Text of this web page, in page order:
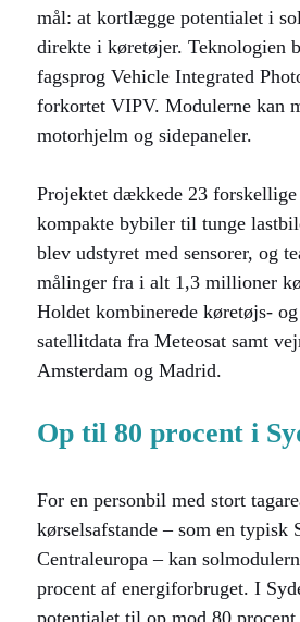
mål: at kortlægge potentialet i
direkte i køretøjer. Teknologien
fagsprog Vehicle Integrated
forkortet VIPV. Modulerne kan
motorhjelm og sidepaneler.
Projektet dækkede 23
kompakte bybiler til tunge
blev udstyret med sensorer, og
målinger fra i alt 1,3 millioner
Holdet kombinerede køretøjs-
satellitdata fra Meteosat samt
Amsterdam og Madrid.
Op til 80 procent i
For en personbil med stort
kørselsafstande – som en typisk
Centraleuropa – kan
procent af energiforbruget. I
potentialet til op mod 80